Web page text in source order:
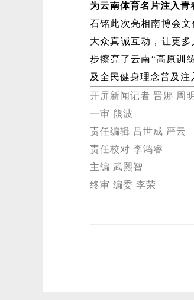
为云南体育名片注入青
石铭此次亮相南博会
大众真诚互动，让更
步擦亮了云南“高原训
及全民健身理念普及注
开屏新闻记者 晋娜 周
一审 熊波
责任编辑 吕世成 严云
责任校对 李鸿睿
主编 武熙智
终审 编委 李荣